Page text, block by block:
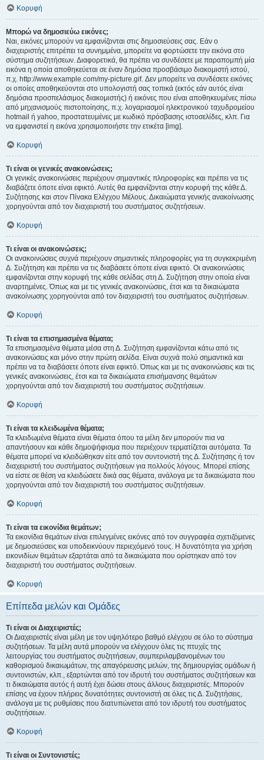
Κορυφή
Μπορώ να δημοσιεύω εικόνες;
Ναι, εικόνες μπορούν να εμφανίζονται στις δημοσιεύσεις σας. Εάν ο
διαχειριστής επιτρέπει τα συνημμένα, μπορείτε να φορτώσετε την εικόνα στο
σύστημα συζητήσεων. Διαφορετικά, θα πρέπει να συνδέσετε με παραπομπή μία
εικόνα η οποία αποθηκεύεται σε έναν δημόσια προσβάσιμο διακομιστή ιστού,
π.χ. http://www.example.com/my-picture.gif. Δεν μπορείτε να συνδέσετε εικόνες
οι οποίες αποθηκεύονται στο υπολογιστή σας τοπικά (εκτός εάν αυτός είναι
δημόσια προσπελάσιμος διακομιστής) ή εικόνες που είναι αποθηκευμένες πίσω
από μηχανισμούς πιστοποίησης, π.χ. λογαριασμοί ηλεκτρονικού ταχυδρομείου
hotmail ή yahoo, προστατευμένες με κωδικό πρόσβασης ιστοσελίδες, κλπ. Για
να εμφανιστεί η εικόνα χρησιμοποιήστε την ετικέτα [img].
Κορυφή
Τι είναι οι γενικές ανακοινώσεις;
Οι γενικές ανακοινώσεις περιέχουν σημαντικές πληροφορίες και πρέπει να τις
διαβάζετε όποτε είναι εφικτό. Αυτές θα εμφανίζονται στην κορυφή της κάθε Δ.
Συζήτησης και στον Πίνακα Ελέγχου Μέλους. Δικαιώματα γενικής ανακοίνωσης
χορηγούνται από τον διαχειριστή του συστήματος συζητήσεων.
Κορυφή
Τι είναι οι ανακοινώσεις;
Οι ανακοινώσεις συχνά περιέχουν σημαντικές πληροφορίες για τη συγκεκριμένη
Δ. Συζήτηση και πρέπει να τις διαβάσετε όποτε είναι εφικτό. Οι ανακοινώσεις
εμφανίζονται στην κορυφή της κάθε σελίδας στη Δ. Συζήτηση στην οποία είναι
αναρτημένες. Όπως και με τις γενικές ανακοινώσεις, έτσι και τα δικαιώματα
ανακοίνωσης χορηγούνται από τον διαχειριστή του συστήματος συζητήσεων.
Κορυφή
Τι είναι τα επισημασμένα θέματα;
Τα επισημασμένα θέματα μέσα στη Δ. Συζήτηση εμφανίζονται κάτω από τις
ανακοινώσεις και μόνο στην πρώτη σελίδα. Είναι συχνά πολύ σημαντικά και
πρέπει να τα διαβάσετε όποτε είναι εφικτό. Όπως και με τις ανακοινώσεις και τις
γενικές ανακοινώσεις, έτσι και τα δικαιώματα επισήμανσης θεμάτων
χορηγούνται από τον διαχειριστή του συστήματος συζητήσεων.
Κορυφή
Τι είναι τα κλειδωμένα θέματα;
Τα κλειδωμένα θέματα είναι θέματα όπου τα μέλη δεν μπορούν πια να
απαντήσουν και κάθε δημοψήφισμα που περιέχουν τερματίζεται αυτόματα. Τα
θέματα μπορεί να κλειδώθηκαν είτε από τον συντονιστή της Δ. Συζήτησης ή τον
διαχειριστή του συστήματος συζητήσεων για πολλούς λόγους. Μπορεί επίσης
να είστε σε θέση να κλειδώσετε δικά σας θέματα, ανάλογα με τα δικαιώματα που
χορηγούνται από τον διαχειριστή του συστήματος συζητήσεων.
Κορυφή
Τι είναι τα εικονίδια θεμάτων;
Τα εικονίδια θεμάτων είναι επιλεγμένες εικόνες από τον συγγραφέα σχετιζόμενες
με δημοσιεύσεις και υποδεικνύουν περιεχόμενό τους. Η δυνατότητα για χρήση
εικονιδίων θεμάτων εξαρτάται από τα δικαιώματα που ορίστηκαν από τον
διαχειριστή του συστήματος συζητήσεων.
Κορυφή
Επίπεδα μελών και Ομάδες
Τι είναι οι Διαχειριστές;
Οι Διαχειριστές είναι μέλη με τον υψηλότερο βαθμό ελέγχου σε όλο το σύστημα
συζητήσεων. Τα μέλη αυτά μπορούν να ελέγχουν όλες τις πτυχές της
λειτουργίας του συστήματος συζητήσεων, συμπεριλαμβανομένων του
καθορισμού δικαιωμάτων, της απαγόρευσης μελών, της δημιουργίας ομάδων ή
συντονιστών, κλπ., εξαρτώνται από τον ιδρυτή του συστήματος συζητήσεων και
τι δικαιώματα αυτός ή αυτή έχει δώσει στους άλλους διαχειριστές. Μπορούν
επίσης να έχουν πλήρεις δυνατότητες συντονιστή σε όλες τις Δ. Συζητήσεις,
ανάλογα με τις ρυθμίσεις που διατυπώνεται από τον ιδρυτή του συστήματος
συζητήσεων.
Κορυφή
Τι είναι οι Συντονιστές;